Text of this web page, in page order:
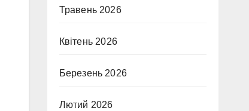
Травень 2026
Квітень 2026
Березень 2026
Лютий 2026